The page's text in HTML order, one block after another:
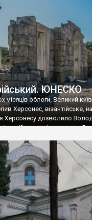
викрадені з фондів
«Херсонеса
«Золото Візантії», але
це лише […]
ЮНЕСКО
місяців облоги, Великий
Херсонес, візантійське,
Херсонесу дозволило
імператору
став Василем-
Хрещення Русі. На честь
названо місто […]